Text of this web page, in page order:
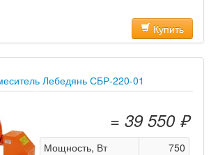
Купить
Лебедянь СБР-220-01
= 39 550 ₽
Мощность, Вт
750